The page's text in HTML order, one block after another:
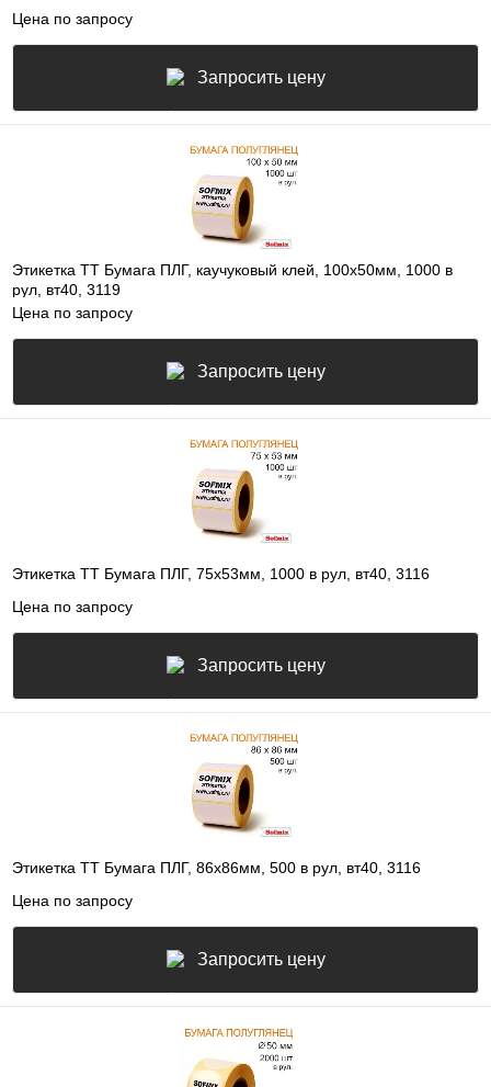
Цена по запросу
Запросить цену
Этикетка ТТ Бумага ПЛГ, каучуковый клей, 100х50мм, 1000 в
рул, вт40, 3119
Цена по запросу
Запросить цену
Этикетка ТТ Бумага ПЛГ, 75х53мм, 1000 в рул, вт40, 3116
Цена по запросу
Запросить цену
Этикетка ТТ Бумага ПЛГ, 86х86мм, 500 в рул, вт40, 3116
Цена по запросу
Запросить цену